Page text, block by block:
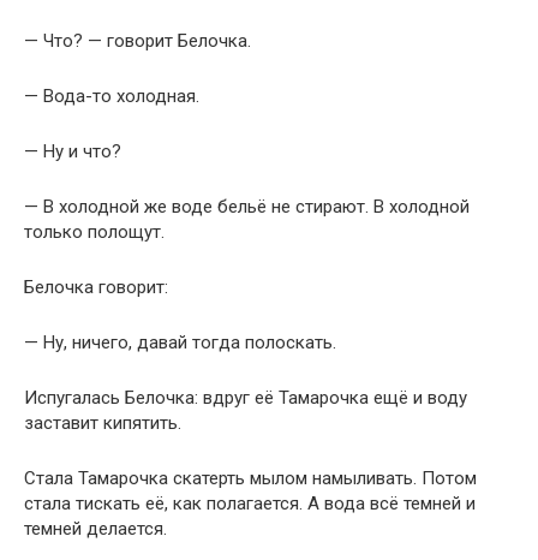
— Что? — говорит Белочка.
— Вода-то холодная.
— Ну и что?
— В холодной же воде бельё не стирают. В холодной
только полощут.
Белочка говорит:
— Ну, ничего, давай тогда полоскать.
Испугалась Белочка: вдруг её Тамарочка ещё и воду
заставит кипятить.
Стала Тамарочка скатерть мылом намыливать. Потом
стала тискать её, как полагается. А вода всё темней и
темней делается.